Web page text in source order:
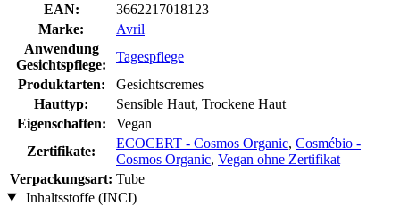
EAN:
3662217018123
Marke:
Avril
Anwendung
Gesichtspflege:
Tagespflege
Produktarten:
Gesichtscremes
Hauttyp:
Sensible Haut, Trockene Haut
Eigenschaften:
Vegan
Zertifikate:
ECOCERT - Cosmos Organic, Cosmébio -
Cosmos Organic, Vegan ohne Zertifikat
Verpackungsart: Tube
Inhaltsstoffe (INCI)